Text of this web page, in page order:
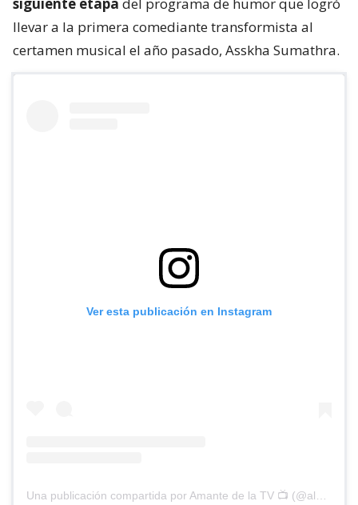
siguiente etapa del programa de humor que logró
llevar a la primera comediante transformista al
certamen musical el año pasado, Asskha Sumathra.
Ver esta publicación en Instagram
Una publicación compartida por Amante de la TV 📺 (@alguien_te_observa)